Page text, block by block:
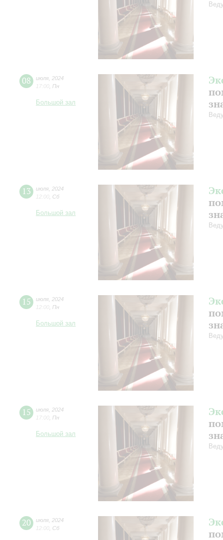
08 июля 2024
17:00 Пн
Большой зал
13 июля 2024
12:00 Сб
Большой зал
15 июля 2024
12:00 Пн
Большой зал
15 июля 2024
17:00 Пн
Большой зал
20 июля 2024
12:00 Сб